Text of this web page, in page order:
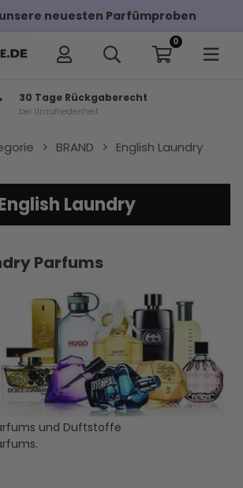
unsere neuesten Parfümproben
0
30 Tage Rückgaberecht
bei Unzufriedenheit
> BRAND > English Laundry
Laundry
Parfums
und Duftstoffe